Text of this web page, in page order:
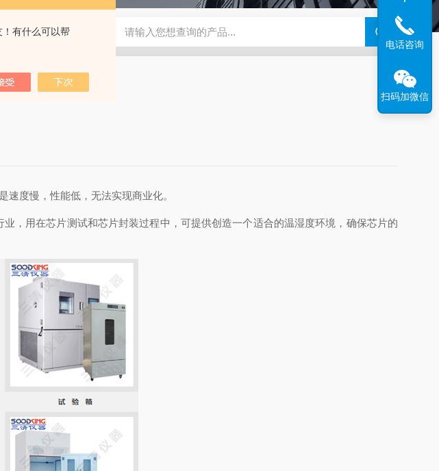
有什么可以帮
热恒温鼓风干燥箱，不锈钢干燥箱，烘箱控温范围300℃ DHG-9070B（70
度慢，性能低，无法实现商业化。
，用在芯片测试和芯片封装过程中，可提供创造一个适合的温湿度环境，确保芯片的
电话咨询
扫码加微信